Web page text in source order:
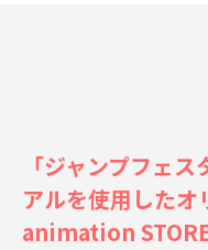
「ジャンプフェ
アルを使用した
animation